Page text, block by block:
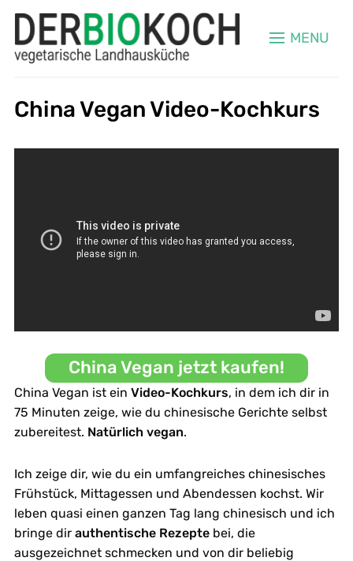
MENU
China Vegan Video-Kochkurs
China Vegan jetzt kaufen!
China Vegan ist ein Video-Kochkurs, in dem ich dir in
75 Minuten zeige, wie du chinesische Gerichte selbst
zubereitest. Natürlich vegan.
Ich zeige dir, wie du ein umfangreiches chinesisches
Frühstück, Mittagessen und Abendessen kochst. Wir
leben quasi einen ganzen Tag lang chinesisch und ich
bringe dir authentische Rezeptebei, die
ausgezeichnet schmecken und von dir beliebig